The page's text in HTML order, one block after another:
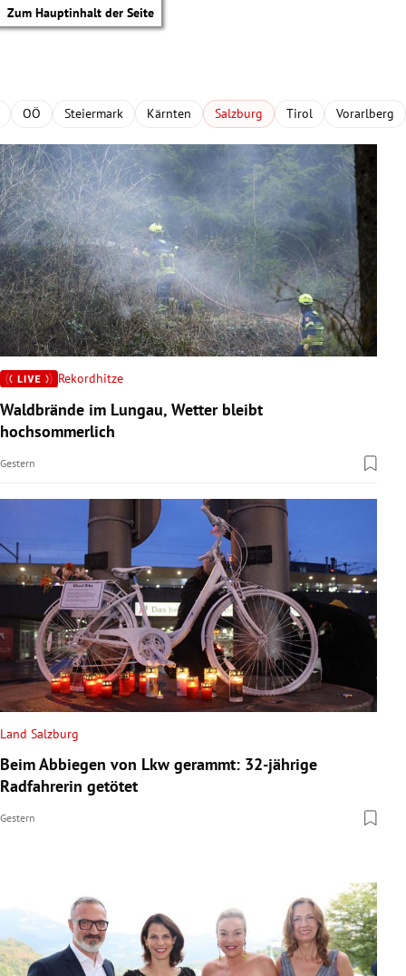
Zum Hauptinhalt der Seite
Untermenü
Untermenü
Untermenü
Untermenü
Untermenü
Untermenü
Untermenü
Untermenü
Untermenü
Untermenü
OÖ Steiermark Kärnten Salzburg Tirol Vorarlberg
Rekordhitze
Waldbrände im Lungau, Wetter bleibt
hochsommerlich
Gestern
Land Salzburg
Beim Abbiegen von Lkw gerammt: 32-jährige
Radfahrerin getötet
Gestern